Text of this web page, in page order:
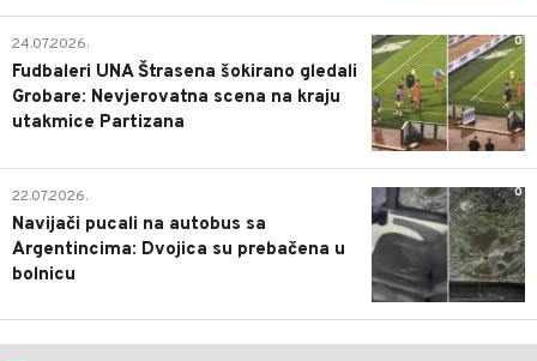
0
24.07.2026.
Fudbaleri UNA Štrasena šokirano gledali
Grobare: Nevjerovatna scena na kraju
utakmice Partizana
0
22.07.2026.
Navijači pucali na autobus sa
Argentincima: Dvojica su prebačena u
bolnicu